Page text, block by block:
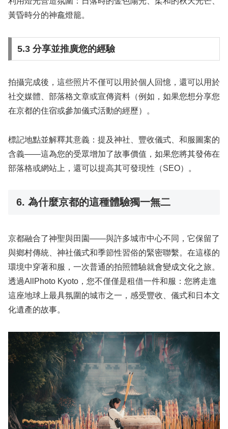
黃昏時分的神龕燈籠。
5.3 分享並推廣您的經驗
拍攝完成後，這些照片不僅可以用於個人回憶，還可以用於
社交媒體、部落格文章或宣傳資料（例如，如果您想分享您
在京都的住宿或參加儀式活動的經歷）。
標記地點並解釋其意義：提及神社、豐收儀式、和服圖案的
含義——這為您的受眾增加了故事價值，如果您將其發佈在
部落格或網站上，還可以提高其可發現性（SEO）。
6. 為什麼京都的這種體驗獨一無二
京都融合了神聖與田園——與許多城市中心不同，它保留了
與鄉村傳統、神社儀式和季節性習俗的緊密聯繫。在這樣的
環境中穿著和服，一次普通的拍照體驗就會變成文化之旅。
透過AllPhoto Kyoto，您不僅僅是租借一件和服：您將走進
這座地球上最具氛圍的城市之一，感受豐收、儀式和日本文
化遺產的故事。